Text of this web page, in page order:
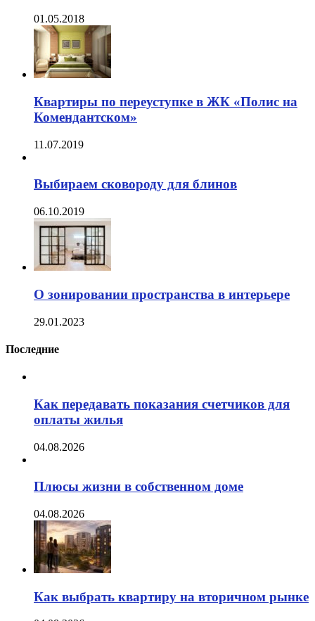
01.05.2018
Квартиры по переуступке в ЖК «Полис на
Комендантском»
11.07.2019
Выбираем сковороду для блинов
06.10.2019
О зонировании пространства в интерьере
29.01.2023
Последние
Как передавать показания счетчиков для
оплаты жилья
04.08.2026
Плюсы жизни в собственном доме
04.08.2026
Как выбрать квартиру на вторичном рынке